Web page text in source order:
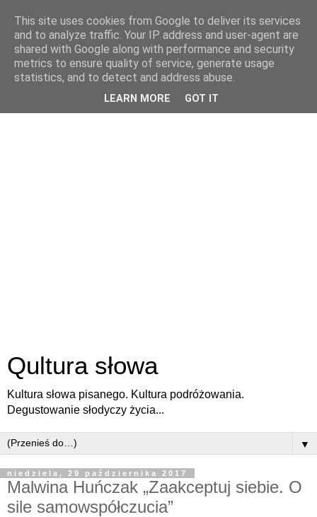
Qultura słowa
Kultura słowa pisanego. Kultura podróżowania.
Degustowanie słodyczy życia...
▼
niedziela, 29 października 2017
Malwina Huńczak „Zaakceptuj siebie. O
sile samowspółczucia”
This site uses cookies from Google to deliver its services
and to analyze traffic. Your IP address and user-agent are
shared with Google along with performance and security
metrics to ensure quality of service, generate usage
statistics, and to detect and address abuse.
LEARN MORE GOT IT